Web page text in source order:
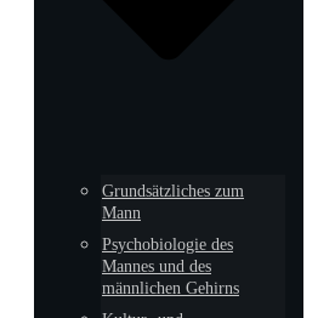
Grundsätzliches zum
Mann
Psychobiologie des
Mannes und des
männlichen Gehirns